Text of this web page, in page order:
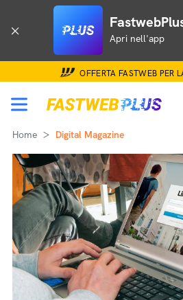
Apri nell'app
OFFERTA FASTWEB PER
Home Digital Magazine